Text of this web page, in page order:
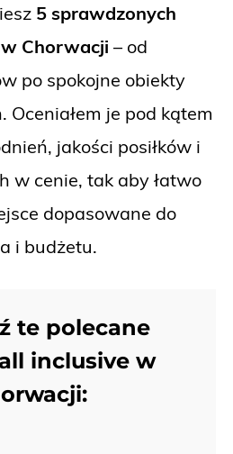
5 sprawdzonych
Chorwacji – od
po spokojne obiekty
Oceniałem je pod kątem
jakości posiłków i
w cenie, tak aby łatwo
dopasowane do
i budżetu.
te polecane
inclusive w